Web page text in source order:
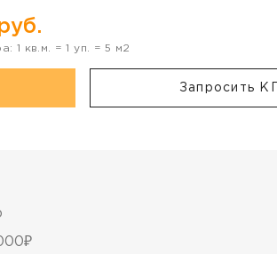
1 кв.м. =1 уп. =5 м2
Запросить КП